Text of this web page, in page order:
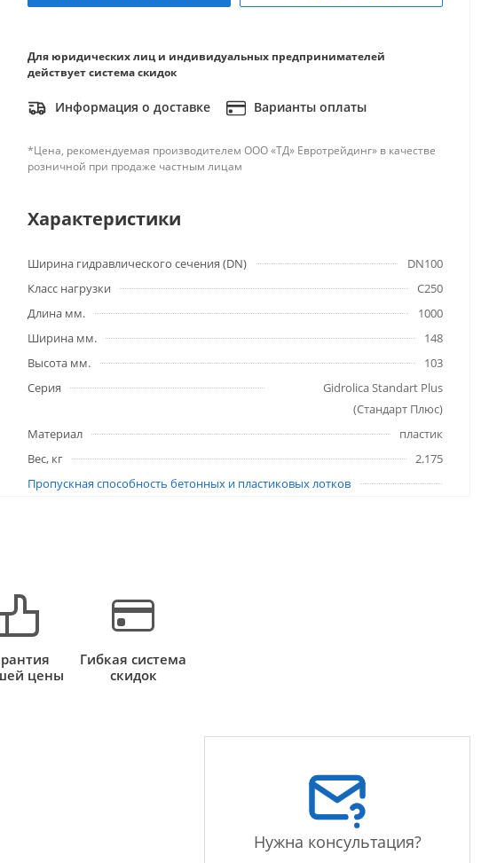
Для юридических лиц и индивидуальных предпринимателей
действует система скидок
Информация о доставке Варианты оплаты
*Цена, рекомендуемая производителем ООО «ТД» Евротрейдинг» в качестве
розничной при продаже частным лицам
Характеристики
Ширина гидравлического сечения (DN)
DN100
Класс нагрузки
C250
Длина мм.
1000
Ширина мм.
148
Высота мм.
103
Серия
Gidrolica Standart Plus
(Стандарт Плюс)
Материал
пластик
Вес, кг
2.175
Пропускная способность бетонных и пластиковых лотков
цены
Гибкая система
скидок
Нужна консультация?